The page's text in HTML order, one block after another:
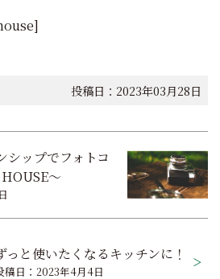
投稿日：2023年03月28日
シップでフォトコ
～
っと使いたくなるキッチンに！
稿日：2023年4月4日